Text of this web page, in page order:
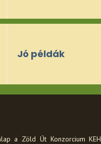
Jó példák
a Zöld Út Konzorcium